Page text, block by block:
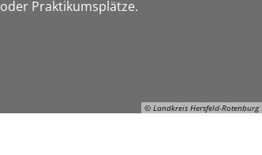
© Landkreis Hersfeld-Rotenburg
Praktikumsplätze.